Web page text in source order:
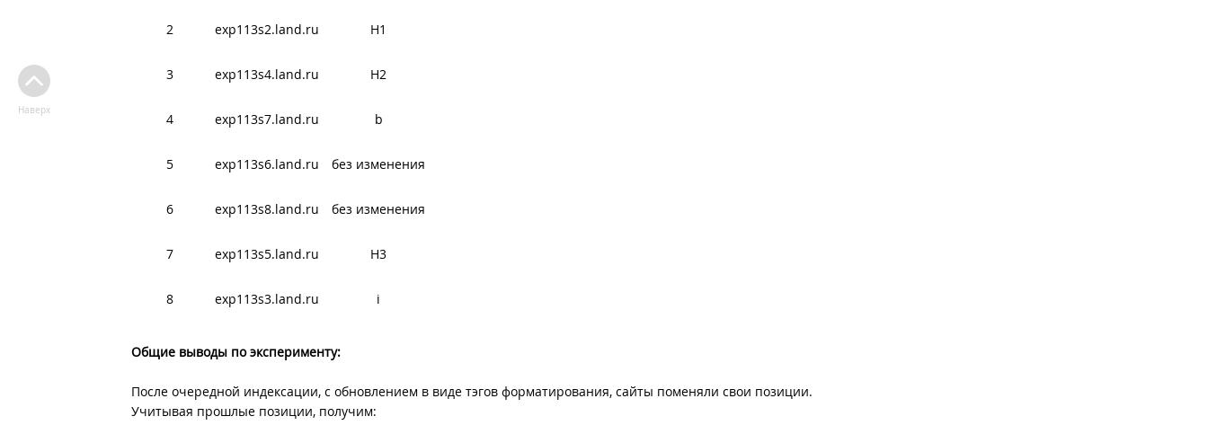
2 exp113s2.land.ru H1
3 exp113s4.land.ru H2
4 exp113s7.land.ru b
5 exp113s6.land.ru без изменения
6 exp113s8.land.ru без изменения
7 exp113s5.land.ru H3
8 exp113s3.land.ru i
Общие выводы по эксперименту:
После очередной индексации, с обновлением в виде тэгов форматирования, сайты поменяли свои позиции.
Учитывая прошлые позиции, получим:
Наверх